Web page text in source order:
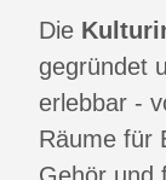
Die
gegründet
erlebbar -
Räume für